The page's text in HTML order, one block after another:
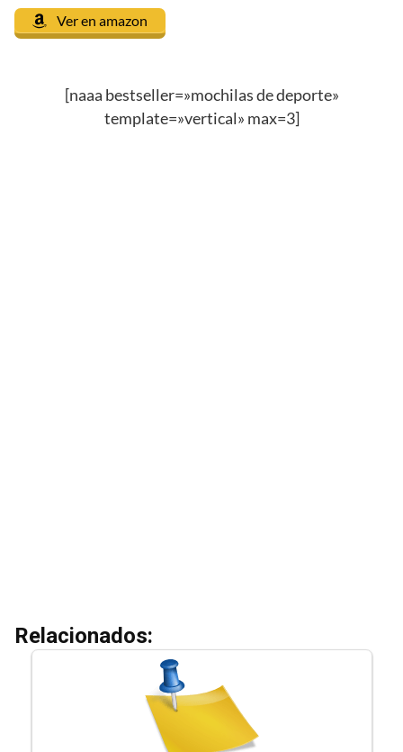
Ver en amazon
[naaa bestseller=»mochilas de deporte»
template=»vertical» max=3]
Relacionados: